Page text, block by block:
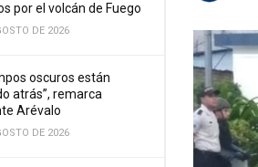
por el volcán de Fuego
DE 2026
oscuros están
atrás”, remarca
Arévalo
DE 2026